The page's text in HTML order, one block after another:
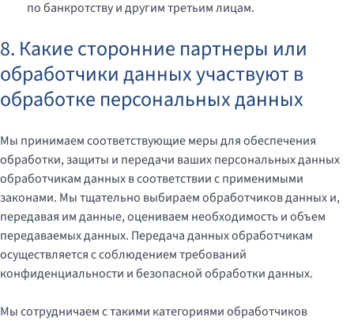
по банкротству и другим третьим лицам.
8. Какие сторонние партнеры или
обработчики данных участвуют в
обработке персональных данных
Мы принимаем соответствующие меры для обеспечения
обработки, защиты и передачи ваших персональных данных
обработчикам данных в соответствии с применимыми
законами. Мы тщательно выбираем обработчиков данных и,
передавая им данные, оцениваем необходимость и объем
передаваемых данных. Передача данных обработчикам
осуществляется с соблюдением требований
конфиденциальности и безопасной обработки данных.
Мы сотрудничаем с такими категориями обработчиков